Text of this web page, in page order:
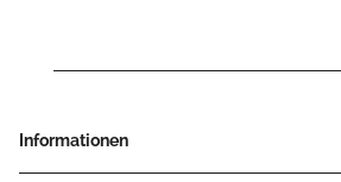
Informationen